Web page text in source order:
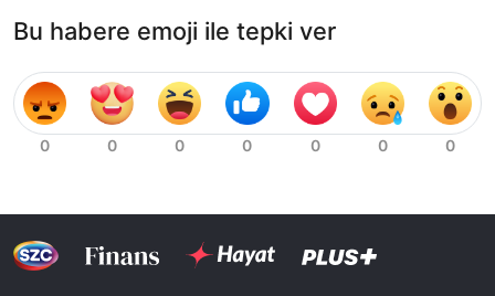
Bu habere emoji ile tepki ver